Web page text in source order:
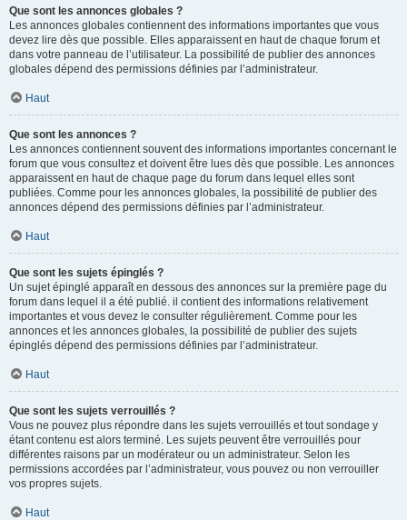
Que sont les annonces globales ?
Les annonces globales contiennent des informations importantes que vous
devez lire dès que possible. Elles apparaissent en haut de chaque forum et
dans votre panneau de l’utilisateur. La possibilité de publier des annonces
globales dépend des permissions définies par l’administrateur.
Haut
Que sont les annonces ?
Les annonces contiennent souvent des informations importantes concernant le
forum que vous consultez et doivent être lues dès que possible. Les annonces
apparaissent en haut de chaque page du forum dans lequel elles sont
publiées. Comme pour les annonces globales, la possibilité de publier des
annonces dépend des permissions définies par l’administrateur.
Haut
Que sont les sujets épinglés ?
Un sujet épinglé apparaît en dessous des annonces sur la première page du
forum dans lequel il a été publié. il contient des informations relativement
importantes et vous devez le consulter régulièrement. Comme pour les
annonces et les annonces globales, la possibilité de publier des sujets
épinglés dépend des permissions définies par l’administrateur.
Haut
Que sont les sujets verrouillés ?
Vous ne pouvez plus répondre dans les sujets verrouillés et tout sondage y
étant contenu est alors terminé. Les sujets peuvent être verrouillés pour
différentes raisons par un modérateur ou un administrateur. Selon les
permissions accordées par l’administrateur, vous pouvez ou non verrouiller
vos propres sujets.
Haut